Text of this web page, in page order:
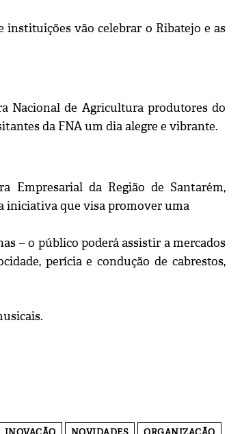
instituições vão celebrar o Ribatejo e as
Nacional de Agricultura produtores do
da FNA um dia alegre e vibrante.
Empresarial da Região de Santarém,
iniciativa que visa promover uma
– o público poderá assistir a mercados
perícia e condução de cabrestos,